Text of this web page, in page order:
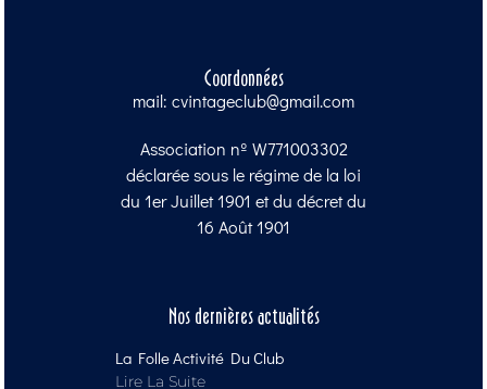
Coordonnées
mail: cvintageclub@gmail.com
Association nº W771003302
déclarée sous le régime de la loi
du 1er Juillet 1901 et du décret du
16 Août 1901
Nos dernières actualités
La Folle Activité Du Club
Lire La Suite